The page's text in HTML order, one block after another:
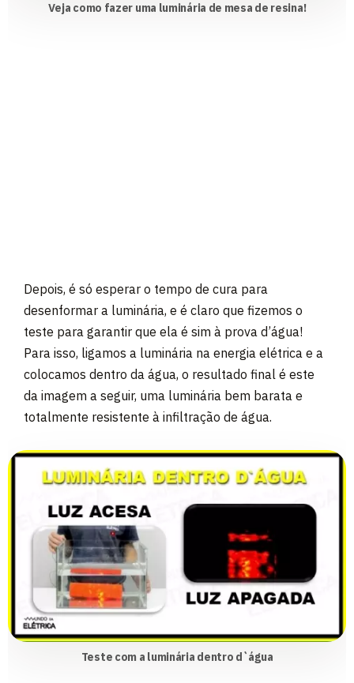
Veja como fazer uma luminária de mesa de resina!
Depois, é só esperar o tempo de cura para
desenformar a luminária, e é claro que fizemos o
teste para garantir que ela é sim à prova d’água!
Para isso, ligamos a luminária na energia elétrica e a
colocamos dentro da água, o resultado final é este
da imagem a seguir, uma luminária bem barata e
totalmente resistente à infiltração de água.
Teste com a luminária dentro d`água